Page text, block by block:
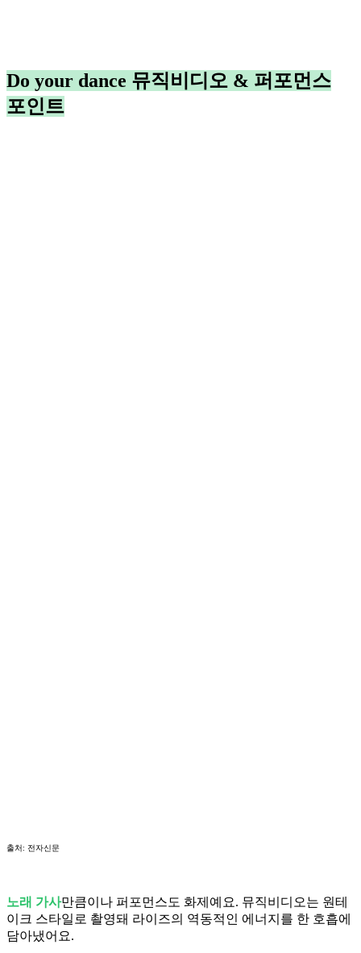
Do your dance 뮤직비디오 & 퍼포먼스
포인트
출처: 전자신문
노래 가사만큼이나 퍼포먼스도 화제예요. 뮤직비디오는 원테
이크 스타일로 촬영돼 라이즈의 역동적인 에너지를 한 호흡에
담아냈어요.